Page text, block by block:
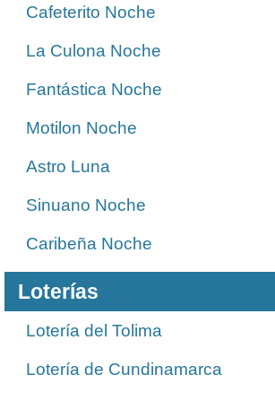
Cafeterito Noche
La Culona Noche
Fantástica Noche
Motilon Noche
Astro Luna
Sinuano Noche
Caribeña Noche
Loterías
Lotería del Tolima
Lotería de Cundinamarca